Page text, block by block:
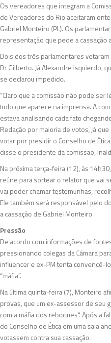
Os vereadores que integram a
de Vereadores do Rio aceitaram
Gabriel Monteiro (PL). Os
representação que pede a cassação
Dois dos três parlamentares
Dr Gilberto. Já Alexandre Isquierdo,
se declarou impedido.
“Claro que a comissão não pode ser
tudo que aparece na imprensa. A
estava analisando cada fato
Redação por maioria de votos, já
votar por presidir o Conselho de
disse o presidente da comissão,
Na próxima terça-feira (12), às
reúne para sortear o relator que vai
vai poder chamar testemunhas,
Ele também será responsável pelo
a cassação de Gabriel Monteiro.
Pressão
De acordo com informações de
pressionando colegas da Câmara
influencer e ex-PM tenta convencê-
“máfia”.
Na última quinta-feira (7), Monteiro
provas, que um ex-assessor de seu
com a máfia dos reboques“. Após a
do Conselho de Ética em uma sala
votassem contra sua cassação.